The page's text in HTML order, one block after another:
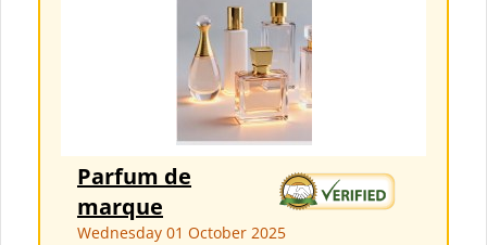
Parfum de
marque
Wednesday 01 October 2025